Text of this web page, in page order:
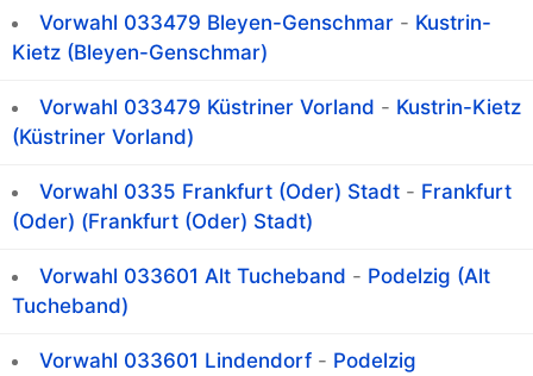
Vorwahl 033479 Bleyen-Genschmar - Kustrin-
Kietz (Bleyen-Genschmar)
Vorwahl 033479 Küstriner Vorland - Kustrin-Kietz
(Küstriner Vorland)
Vorwahl 0335 Frankfurt (Oder) Stadt - Frankfurt
(Oder) (Frankfurt (Oder) Stadt)
Vorwahl 033601 Alt Tucheband - Podelzig (Alt
Tucheband)
Vorwahl 033601 Lindendorf - Podelzig